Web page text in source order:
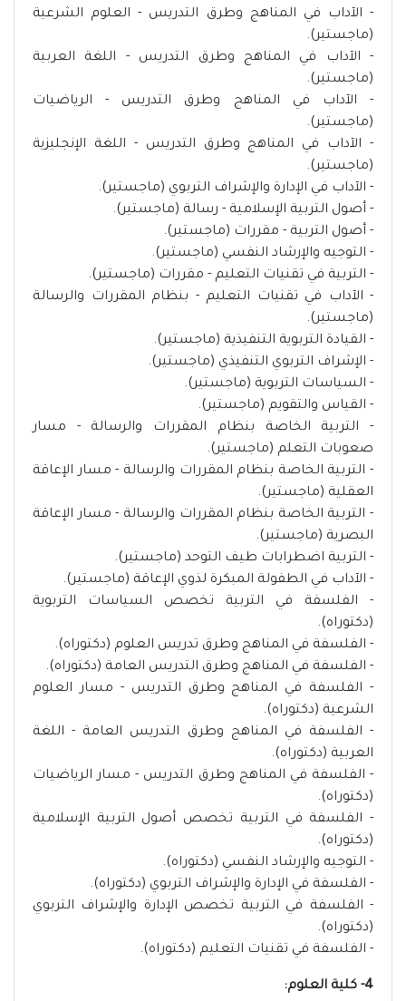
- الآداب في المناهج وطرق التدريس - العلوم الشرعية
(ماجستير).
- الآداب في المناهج وطرق التدريس - اللغة العربية
(ماجستير).
- الآداب في المناهج وطرق التدريس - الرياضيات
(ماجستير).
- الآداب في المناهج وطرق التدريس - اللغة الإنجليزية
(ماجستير).
- الآداب في الإدارة والإشراف التربوي (ماجستير).
- أصول التربية الإسلامية - رسالة (ماجستير).
- أصول التربية - مقررات (ماجستير).
- التوجيه والإرشاد النفسي (ماجستير).
- التربية في تقنيات التعليم - مقررات (ماجستير).
- الآداب في تقنيات التعليم - بنظام المقررات والرسالة
(ماجستير).
- القيادة التربوية التنفيذية (ماجستير).
- الإشراف التربوي التنفيذي (ماجستير).
- السياسات التربوية (ماجستير).
- القياس والتقويم (ماجستير).
- التربية الخاصة بنظام المقررات والرسالة - مسار
صعوبات التعلم (ماجستير).
- التربية الخاصة بنظام المقررات والرسالة - مسار الإعاقة
العقلية (ماجستير).
- التربية الخاصة بنظام المقررات والرسالة - مسار الإعاقة
البصرية (ماجستير).
- التربية اضطرابات طيف التوحد (ماجستير).
- الآداب في الطفولة المبكرة لذوي الإعاقة (ماجستير).
- الفلسفة في التربية تخصص السياسات التربوية
(دكتوراه).
- الفلسفة في المناهج وطرق تدريس العلوم (دكتوراه).
- الفلسفة في المناهج وطرق التدريس العامة (دكتوراه).
- الفلسفة في المناهج وطرق التدريس - مسار العلوم
الشرعية (دكتوراه).
- الفلسفة في المناهج وطرق التدريس العامة - اللغة
العربية (دكتوراه).
- الفلسفة في المناهج وطرق التدريس - مسار الرياضيات
(دكتوراه).
- الفلسفة في التربية تخصص أصول التربية الإسلامية
(دكتوراه).
- التوجيه والإرشاد النفسي (دكتوراه).
- الفلسفة في الإدارة والإشراف التربوي (دكتوراه).
- الفلسفة في التربية تخصص الإدارة والإشراف التربوي
(دكتوراه).
- الفلسفة في تقنيات التعليم (دكتوراه).
4- كلية العلوم: